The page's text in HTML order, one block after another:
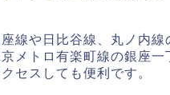
線や日比谷線、丸ノ内
メトロ有楽町線の銀座
セスしても便利です。